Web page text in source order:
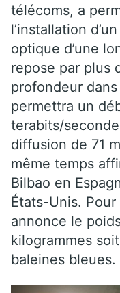
télécoms, a
l’installation
optique d’une
repose par plus
profondeur
permettra un
terabits/
diffusion de 71
même temps
Bilbao en
États-Unis.
annonce le
kilogrammes
baleines bleues.